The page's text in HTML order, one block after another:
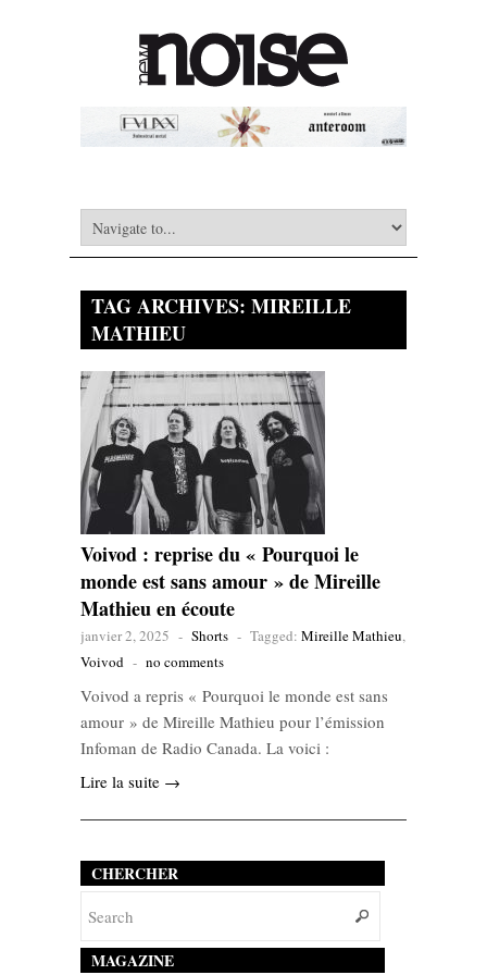
TAG ARCHIVES: MIREILLE
MATHIEU
Voivod : reprise du « Pourquoi le
monde est sans amour » de Mireille
Mathieu en écoute
janvier 2, 2025 - Shorts - Tagged: Mireille Mathieu,
Voivod - no comments
Voivod a repris « Pourquoi le monde est sans
amour » de Mireille Mathieu pour l’émission
Infoman de Radio Canada. La voici :
Lire la suite →
CHERCHER
MAGAZINE